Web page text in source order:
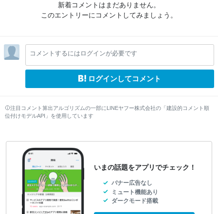
新着コメントはまだありません。
このエントリーにコメントしてみましょう。
コメントするにはログインが必要です
ログインしてコメント
注目コメント算出アルゴリズムの一部にLINEヤフー株式会社の「建設的コメント順
位付けモデルAPI」を使用しています
いまの話題をアプリでチェック！
バナー広告なし
ミュート機能あり
ダークモード搭載